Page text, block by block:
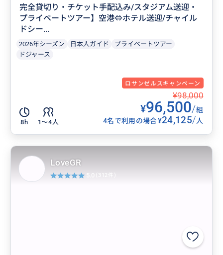
完全貸切り・チケット手配込み/スタジアム送迎・
プライベートツアー】空港⇔ホテル送迎/チャイル
ドシー...
2026年シーズン 日本人ガイド
プライベートツアー
ドジャース
ロサンゼルスキャンペーン
8h 1〜4人
¥98,000
¥96,500/組
4名で利用の場合¥24,125/人
LoveGR
5.0 (312件)